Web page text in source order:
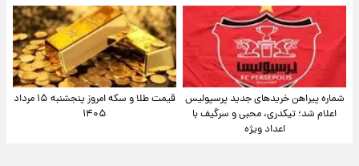
شماره پیراهن خریدهای جدید پرسپولیس
اعلام شد؛ تیکدری، محبی و سرگیف با
اعداد ویژه
قیمت طلا و سکه امروز پنجشنبه ۱۵ مرداد
۱۴۰۵